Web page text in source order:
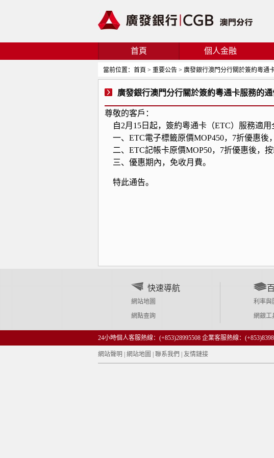
首頁 個人金融
當前位置：首頁 > 重要公告 > 廣發銀行澳門分行關於簽約粵通
廣發銀行澳門分行關於簽約粵通卡服務的通
尊敬的客戶：
自2月15日起，簽約粵通卡（ETC）服務適用
一、ETC電子標籤原價MOP450，7折優惠後
二、ETC記帳卡原價MOP50，7折優惠後，按
三、優惠期內，免收月費。
特此通告。
快速導航
網站地圖
網點查詢
利率與
網銀工
24小時個人客服熱線：(+853)28995508 企業客服熱線：
網站聲明 網站地圖 聯系我們 友情鏈接